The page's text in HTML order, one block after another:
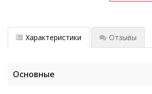
Характеристики Отзывы
Основные